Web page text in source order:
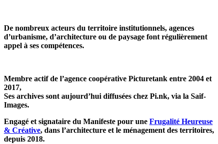
De nombreux acteurs du territoire institutionnels, agences
d’urbanisme, d’architecture ou de paysage font régulièrement
appel à ses compétences.
Membre actif de l’agence coopérative Picturetank entre 2004 et
2017,
Ses archives sont aujourd’hui diffusées chez Pi.nk, via la Saif-
Images.
Engagé et signataire du Manifeste pour une Frugalité Heureuse
& Créative, dans l’architecture et le ménagement des territoires,
depuis 2018.